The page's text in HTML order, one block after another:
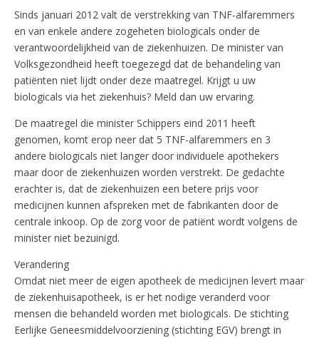
Sinds januari 2012 valt de verstrekking van TNF-alfaremmers
en van enkele andere zogeheten biologicals onder de
verantwoordelijkheid van de ziekenhuizen. De minister van
Volksgezondheid heeft toegezegd dat de behandeling van
patiënten niet lijdt onder deze maatregel. Krijgt u uw
biologicals via het ziekenhuis? Meld dan uw ervaring.
De maatregel die minister Schippers eind 2011 heeft
genomen, komt erop neer dat 5 TNF-alfaremmers en 3
andere biologicals niet langer door individuele apothekers
maar door de ziekenhuizen worden verstrekt. De gedachte
erachter is, dat de ziekenhuizen een betere prijs voor
medicijnen kunnen afspreken met de fabrikanten door de
centrale inkoop. Op de zorg voor de patiënt wordt volgens de
minister niet bezuinigd.
Verandering
Omdat niet meer de eigen apotheek de medicijnen levert maar
de ziekenhuisapotheek, is er het nodige veranderd voor
mensen die behandeld worden met biologicals. De stichting
Eerlijke Geneesmiddelvoorziening (stichting EGV) brengt in